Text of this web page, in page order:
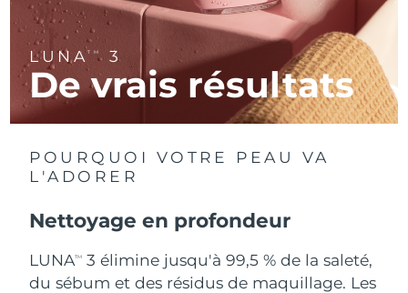
LUNATM 3
De vrais résultats
POURQUOI VOTRE PEAU VA
L'ADORER
Nettoyage en profondeur
LUNATM
3 élimine jusqu'à 99,5 % de la saleté,
du sébum et des résidus de maquillage. Les
R.A.S. chinoise de
Macao
Livraison estimée14/8/26
Malaisie Livraison estimée15/8/26
Malte
Monaco Livraison estimée
Pays-Bas Livraison estimée 12/8/26